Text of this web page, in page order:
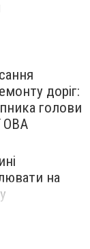
доріг:
голови
ОВА
на